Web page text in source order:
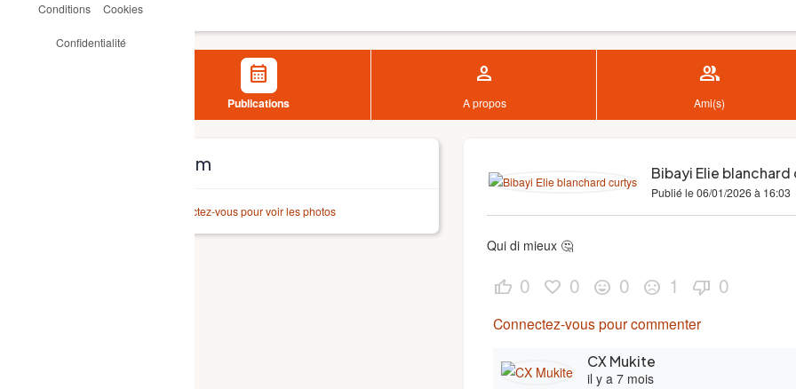
Conditions Cookies
Confidentialité
calendar_month
Publications
person
A propos
group
Ami(s)
Album
Connectez-vous pour voir les photos
Bibayi Elie blanchard
Publié le 06/01/2026 à 16:03
Qui di mieux 🤔
thumb_up 0 favorite 0 sentiment_very_satisfied 0 sentiment_dissatisfied 1 thumb_down 0
Connectez-vous pour commenter
CX Mukite
il y a 7 mois